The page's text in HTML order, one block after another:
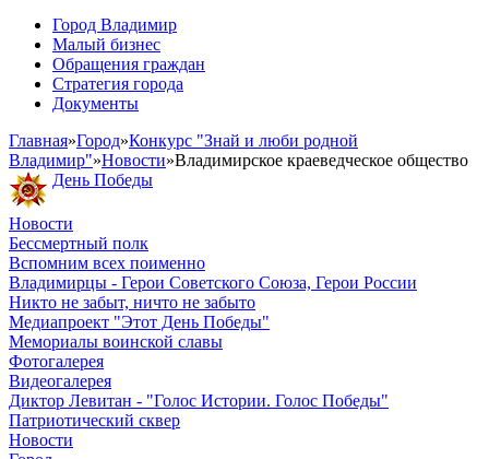
Город Владимир
Малый бизнес
Обращения граждан
Стратегия города
Документы
Главная»Город»Конкурс "Знай и люби родной
Владимир"»Новости»Владимирское краеведческое общество
День Победы
Новости
Бессмертный полк
Вспомним всех поименно
Владимирцы - Герои Советского Союза, Герои России
Никто не забыт, ничто не забыто
Медиапроект "Этот День Победы"
Мемориалы воинской славы
Фотогалерея
Видеогалерея
Диктор Левитан - "Голос Истории. Голос Победы"
Патриотический сквер
Новости